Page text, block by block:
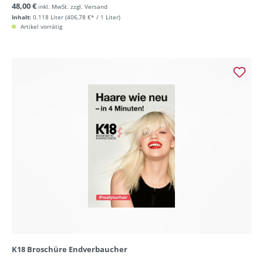
Inhalt: 0.118 Liter (406,78 €* / 1 Liter)
48,00 € inkl. MwSt. zzgl. Versand
Artikel vorrätig
K18 Broschüre Endverbaucher